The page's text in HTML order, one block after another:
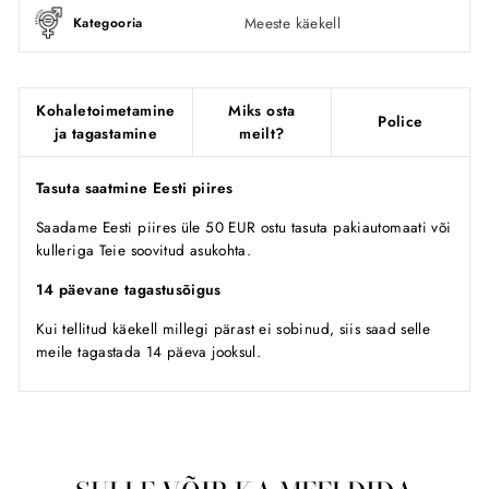
Kategooria Meeste käekell
Kohaletoimetamine
ja tagastamine
Miks osta
meilt?
Police
Tasuta saatmine Eesti piires
Saadame Eesti piires üle 50 EUR ostu tasuta pakiautomaati või
kulleriga Teie soovitud asukohta.
14 päevane tagastusõigus
Kui tellitud käekell millegi pärast ei sobinud, siis saad selle
meile tagastada 14 päeva jooksul.